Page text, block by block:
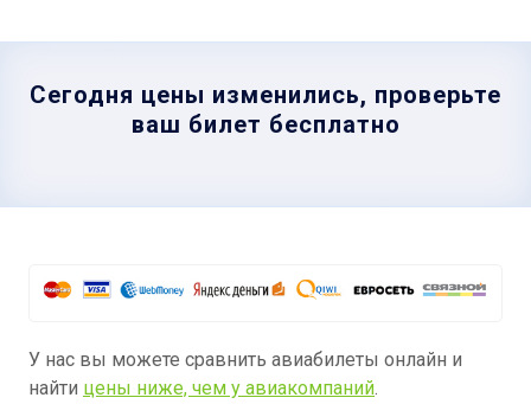
Сегодня цены изменились, проверьте
ваш билет бесплатно
У нас вы можете сравнить авиабилеты онлайн и
найти цены ниже, чем у авиакомпаний.